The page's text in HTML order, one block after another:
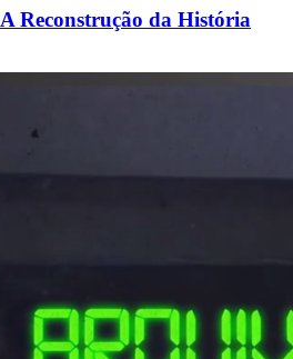
Reconstrução da História